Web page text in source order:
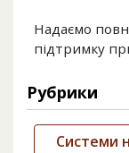
Надаємо
підтримку
Рубрики
Системи